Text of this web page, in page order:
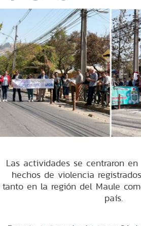
Las actividades se centraron
hechos de violencia
tanto en la región del Maule
país.